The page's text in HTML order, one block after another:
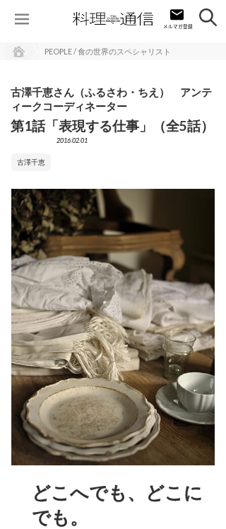
PEOPLE / 食の世界のスペシャリスト
古澤千恵さん（ふるさわ・ちえ） アンテ
ィークコーディネーター
第1話「表現する仕事」（全5話）
2016.02.01
古澤千恵
どこへでも、どこに
でも。